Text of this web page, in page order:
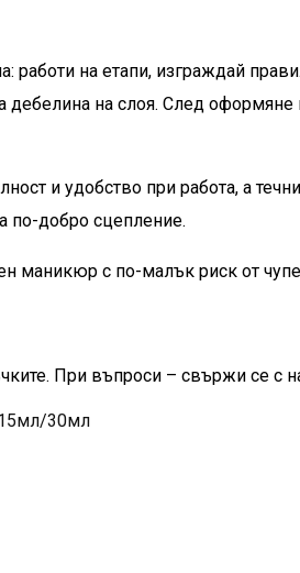
работи на етапи, изграждай
дебелина на слоя. След
и удобство при работа, а
по-добро сцепление.
маникюр с по-малък риск от
При въпроси – свържи се с
15мл/30мл